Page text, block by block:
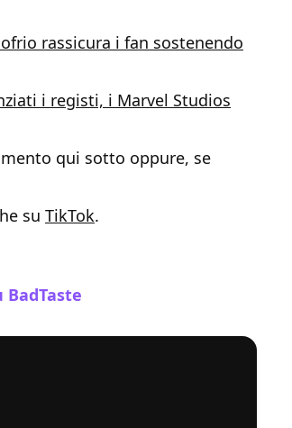
rassicura i fan sostenendo
i registi, i Marvel Studios
qui sotto oppure, se
su TikTok.